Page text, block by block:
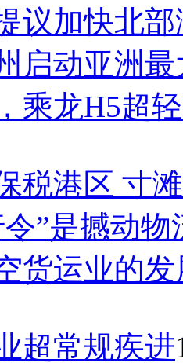
议加快北
启动亚洲
乘龙H5超
税港区 寸
”是撼动
货运业的
超常规疾进